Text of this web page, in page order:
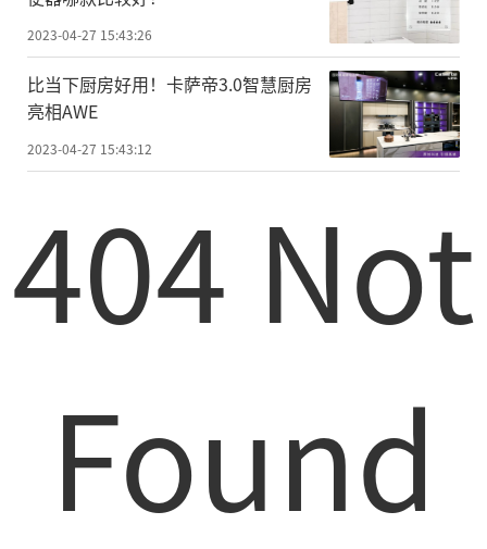
2023-04-27 15:43:26
比当下厨房好用！卡萨帝3.0智慧厨房
亮相AWE
2023-04-27 15:43:12
404 Not
Found